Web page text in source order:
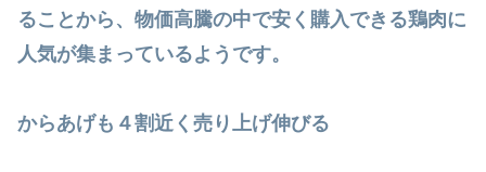
ることから、物価高騰の中で安く購入できる鶏肉に
人気が集まっているようです。
からあげも４割近く売り上げ伸びる